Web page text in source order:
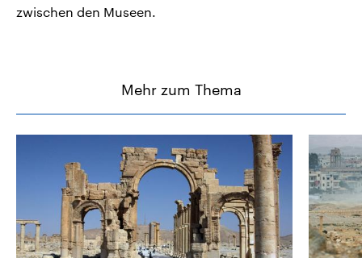
zwischen den Museen.
Mehr zum Thema